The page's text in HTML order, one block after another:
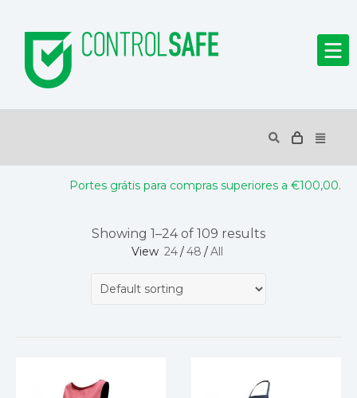
Portes grátis para compras superiores a €100,00.
Showing 1–24 of 109 results
View 24/48 /All